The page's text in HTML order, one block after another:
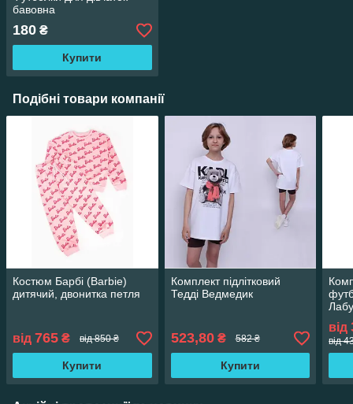
бавовна
180 ₴
Купити
Подібні товари компанії
Костюм Барбі (Barbie)
дитячий, двонитка петля
від 765 ₴ від 850 ₴
Купити
Комплект підлітковий
Тедді Ведмедик
523,80₴ 582 ₴
Купити
від
від